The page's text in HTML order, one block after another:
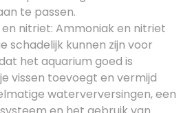
te passen.
nitriet: Ammoniak en nitriet
schadelijk kunnen zijn voor
het aquarium goed is
vissen toevoegt en vermijd
waterverversingen, een